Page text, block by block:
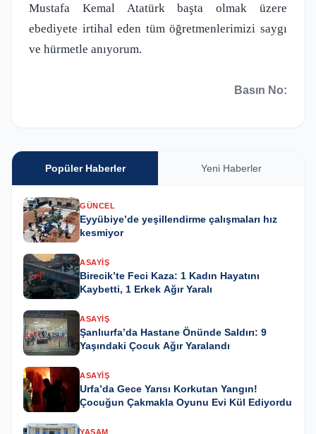
Mustafa Kemal Atatürk başta olmak üzere
ebediyete irtihal eden tüm öğretmenlerimizi saygı
ve hürmetle anıyorum.
Basın No:
Popüler Haberler Yeni Haberler
GÜNCEL
Eyyübiye’de yeşillendirme çalışmaları hız
kesmiyor
ASAYIŞ
Birecik’te Feci Kaza: 1 Kadın Hayatını
Kaybetti, 1 Erkek Ağır Yaralı
ASAYIŞ
Şanlıurfa’da Hastane Önünde Saldırı: 9
Yaşındaki Çocuk Ağır Yaralandı
ASAYIŞ
Urfa’da Gece Yarısı Korkutan Yangın!
Çocuğun Çakmakla Oyunu Evi Kül Ediyordu
YAŞAM